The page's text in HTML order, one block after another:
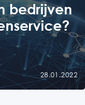
bedrijven
28.01.2022